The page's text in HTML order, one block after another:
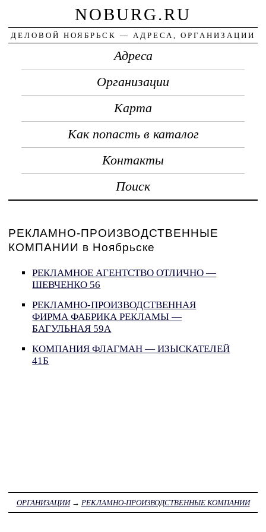
NOBURG.RU
ДЕЛОВОЙ НОЯБРЬСК — АДРЕСА, ОРГАНИЗАЦИИ
Адреса
Организации
Карта
Как попасть в каталог
Контакты
Поиск
РЕКЛАМНО-ПРОИЗВОДСТВЕННЫЕ
КОМПАНИИ в Ноябрьске
РЕКЛАМНОЕ АГЕНТСТВО ОТЛИЧНО —
ШЕВЧЕНКО 56
РЕКЛАМНО-ПРОИЗВОДСТВЕННАЯ
ФИРМА ФАБРИКА РЕКЛАМЫ —
БАГУЛЬНАЯ 59А
КОМПАНИЯ ФЛАГМАН — ИЗЫСКАТЕЛЕЙ
41Б
ОРГАНИЗАЦИИ→ РЕКЛАМНО-ПРОИЗВОДСТВЕННЫЕ КОМПАНИИ